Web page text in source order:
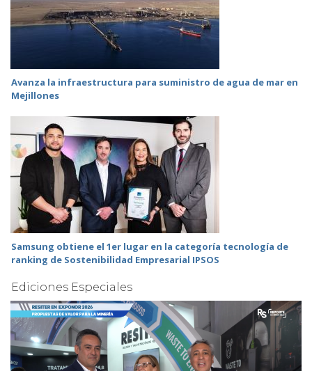
Avanza la infraestructura para suministro de agua de mar en
Mejillones
Samsung obtiene el 1er lugar en la categoría tecnología de
ranking de Sostenibilidad Empresarial IPSOS
Ediciones Especiales